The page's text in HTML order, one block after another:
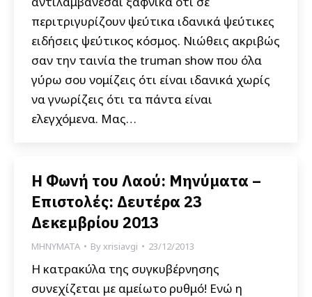
περιτριγυρίζουν ψεύτικα ιδανικά ψεύτικες
ειδήσεις ψεύτικος κόσμος. Νιώθεις ακριβώς
σαν την ταινία the truman show που όλα
γύρω σου νομίζεις ότι είναι ιδανικά χωρίς
να γνωρίζεις ότι τα πάντα είναι
ελεγχόμενα. Μας…
Η Φωνή του Λαού: Μηνύματα –
Επιστολές: Δευτέρα 23
Δεκεμβρίου 2013
ΜΗΝΥΜΑΤΑ Byxrisiavgi 23/12/2013
Η κατρακύλα της συγκυβέρνησης
συνεχίζεται με αμείωτο ρυθμό! Ενώ η